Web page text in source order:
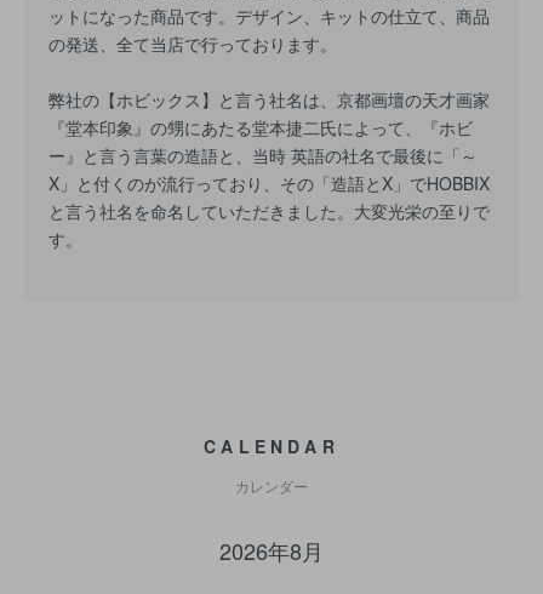
ットになった商品です。デザイン、キットの仕立て、商品
の発送、全て当店で行っております。
弊社の【ホビックス】と言う社名は、京都画壇の天才画家
『堂本印象』の甥にあたる堂本捷二氏によって、『ホビ
ー』と言う言葉の造語と、当時 英語の社名で最後に「～
X」と付くのが流行っており、その「造語とX」でHOBBIX
と言う社名を命名していただきました。大変光栄の至りで
す。
CALENDAR
カレンダー
2026年8月